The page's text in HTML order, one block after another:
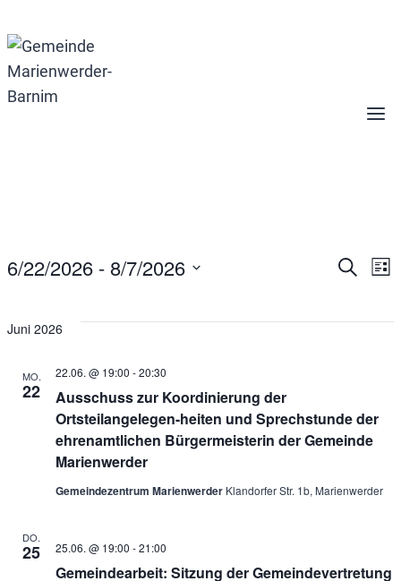
Inhalt
springen
Veranstaltungen Suche
Liste
6/22/2026 - 8/7/2026
Juni 2026
MO.
22
Ausschuss zur Koordinierung der
Ortsteilangelegen-heiten und Sprechstunde der
ehrenamtlichen Bürgermeisterin der Gemeinde
Marienwerder
22.06. @ 19:00 -20:30
Gemeindezentrum Marienwerder Klandorfer Str. 1b, Marienwerder
DO.
25
Gemeindearbeit: Sitzung der Gemeindevertretung
25.06. @ 19:00 -21:00